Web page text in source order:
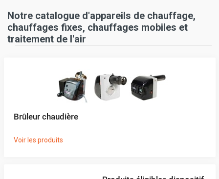
Notre catalogue d'appareils de chauffage,
chauffages fixes, chauffages mobiles et
traitement de l'air
Brûleur chaudière
Voir les produits